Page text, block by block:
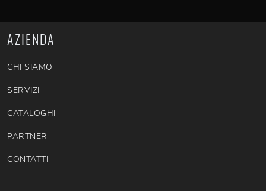
AZIENDA
CHI SIAMO
SERVIZI
CATALOGHI
PARTNER
CONTATTI